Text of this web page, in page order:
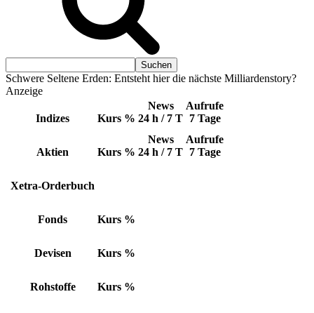
Schwere Seltene Erden: Entsteht hier die nächste Milliardenstory?
Anzeige
Indizes Kurs %
News
24 h / 7 T
Aufrufe
7 Tage
Aktien Kurs %
News
24 h / 7 T
Aufrufe
7 Tage
Xetra-Orderbuch
Fonds Kurs %
Devisen Kurs %
Rohstoffe Kurs %